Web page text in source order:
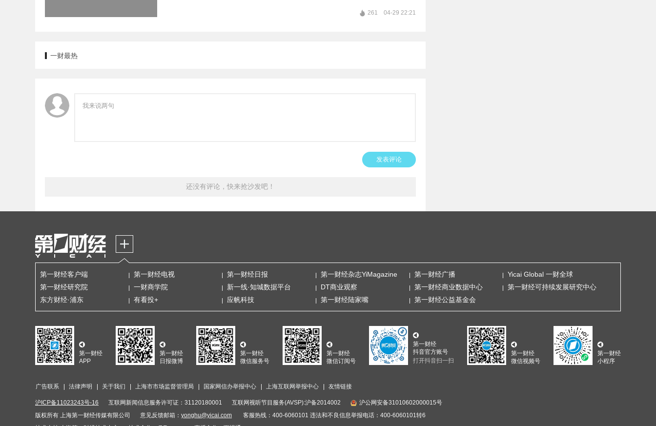
261 04-29 22:21
一财最热
发表评论
还没有评论，快来抢沙发吧！
第一财经客户端 第一财经电视 第一财经日报 第一财经杂志YiMagazine 第一财经广播
Yicai Global 一财全球
第一财经研究院
一财商学院 新一线·知城数据平台 DT商业观察 第一财经商业数据中心
第一财经可持续发展研究中心
东方财经·浦东
有看投+ 应帆科技 第一财经陆家嘴 第一财经公益基金会
第一财经
APP
第一财经
日报微博
第一财经
微信服务号
第一财经
微信订阅号
第一财经
抖音官方账号
打开抖音扫一扫
第一财经
微信视频号
第一财经
小程序
广告联系 法律声明 关于我们 上海市市场监督管理局 国家网信办举报中心 上海互联网举报中心 友情链接
沪ICP备11023243号-16 互联网新闻信息服务许可证：31120180001 互联网视听节目服务(AVSP):沪备2014002
沪公网安备31010602000015号
版权所有 上海第一财经传媒有限公司
意见反馈邮箱： yonghu@yicai.com
客服热线：400-6060101 违法和不良信息举报电话：400-6060101转6